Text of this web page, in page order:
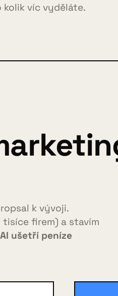
kolik víc vyděláte.
k vývoji.
firem) a stavím
ušetří peníze